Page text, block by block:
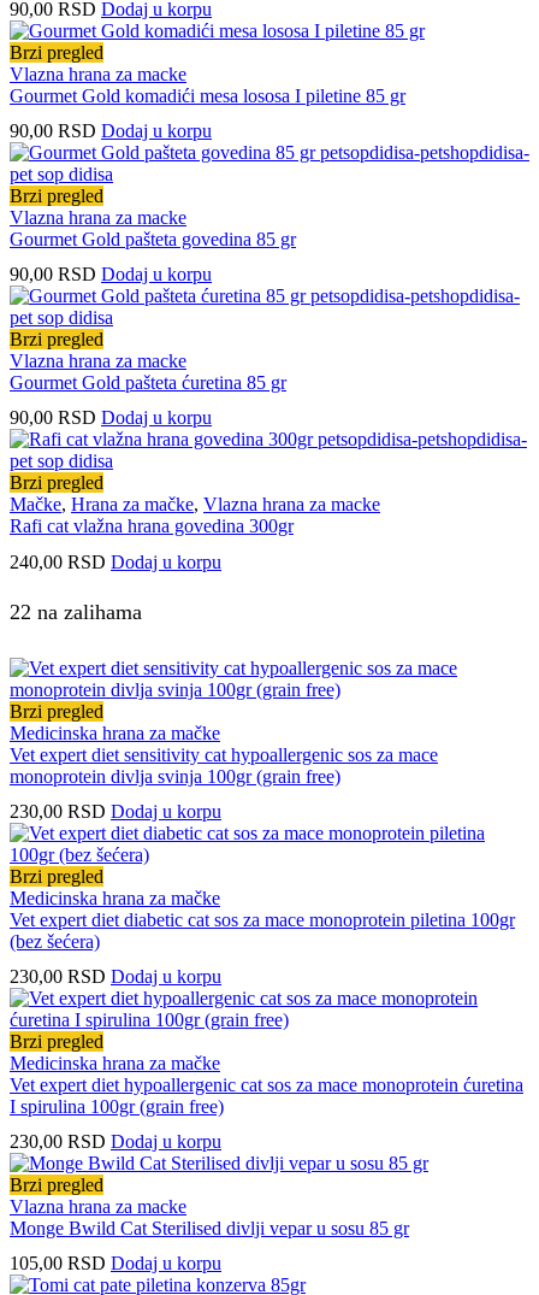
90,00 RSD Dodaj u korpu
Brzi pregled
Vlazna hrana za macke
Gourmet Gold komadići mesa lososa I piletine 85 gr
90,00 RSD Dodaj u korpu
Brzi pregled
Vlazna hrana za macke
Gourmet Gold pašteta govedina 85 gr
90,00 RSD Dodaj u korpu
Brzi pregled
Vlazna hrana za macke
Gourmet Gold pašteta ćuretina 85 gr
90,00 RSD Dodaj u korpu
Brzi pregled
Mačke, Hrana za mačke, Vlazna hrana za macke
Rafi cat vlažna hrana govedina 300gr
240,00 RSD Dodaj u korpu
22 na zalihama
Brzi pregled
Medicinska hrana za mačke
Vet expert diet sensitivity cat hypoallergenic sos za mace
monoprotein divlja svinja 100gr (grain free)
230,00 RSD Dodaj u korpu
Brzi pregled
Medicinska hrana za mačke
Vet expert diet diabetic cat sos za mace monoprotein piletina 100gr
(bez šećera)
230,00 RSD Dodaj u korpu
Brzi pregled
Medicinska hrana za mačke
Vet expert diet hypoallergenic cat sos za mace monoprotein ćuretina
I spirulina 100gr (grain free)
230,00 RSD Dodaj u korpu
Brzi pregled
Vlazna hrana za macke
Monge Bwild Cat Sterilised divlji vepar u sosu 85 gr
105,00 RSD Dodaj u korpu